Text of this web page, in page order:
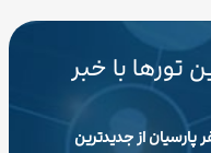
تورها با خبر
پارسیان از جدیدترین